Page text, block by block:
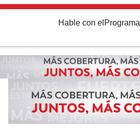
Hable con el Programa